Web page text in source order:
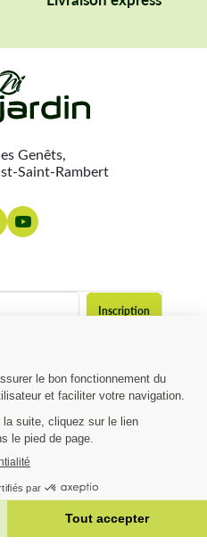
€
AU PANIER
Genêts,
Saint-Rambert
04 81 120 120
|Réalisation